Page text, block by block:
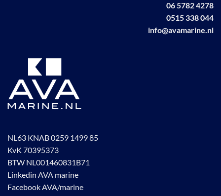
06 5782 4278
0515 338 044
info@avamarine.nl
NL63 KNAB 0259 1499 85
KvK 70395373
BTW NL001460831B71
Linkedin AVA marine
Facebook AVA/marine